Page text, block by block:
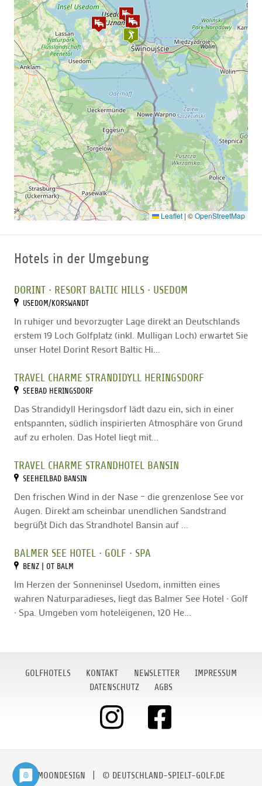
350,00 € ab 2 Personen p.P.
290,00 € ab 4 Personen p.P.
Platzreife Equipment:Schläger + Bälle + Rangefee sind
über den kompletten Zeitraum der
Platzerlaubnis inklusive
Leaflet | ©OpenStreetMap
Hotels in der Umgebung
DORINT ∙ RESORT BALTIC HILLS ∙ USEDOM
USEDOM/KORSWANDT
In ruhiger und bevorzugter Lage direkt an Deutschlands
erstem 19 Loch Golfplatz (inkl. Mulligan Loch) erwartet Sie
unser Hotel Dorint Resort Baltic Hi...
TRAVEL CHARME STRANDIDYLL HERINGSDORF
SEEBAD HERINGSDORF
Das Strandidyll Heringsdorf lädt dazu ein, sich in einer
entspannten, südlich inspirierten Atmosphäre von Grund
auf zu erholen. Das Hotel liegt mit...
TRAVEL CHARME STRANDHOTEL BANSIN
SEEHEILBAD BANSIN
Den frischen Wind in der Nase – die grenzenlose See vor
Augen. Direkt am scheinbar unendlichen Sandstrand
begrüßt Dich das Strandhotel Bansin auf ...
BALMER SEE HOTEL ∙ GOLF ∙ SPA
BENZ | OT BALM
Im Herzen der Sonneninsel Usedom, inmitten eines
wahren Naturparadieses, liegt das Balmer See Hotel ∙ Golf
∙ Spa. Umgeben vom hoteleigenen, 120 He...
GOLFHOTELS KONTAKT NEWSLETTER
IMPRESSUM
DATENSCHUTZ
AGBS
MOONDESIGN | © DEUTSCHLAND-SPIELT-GOLF.DE